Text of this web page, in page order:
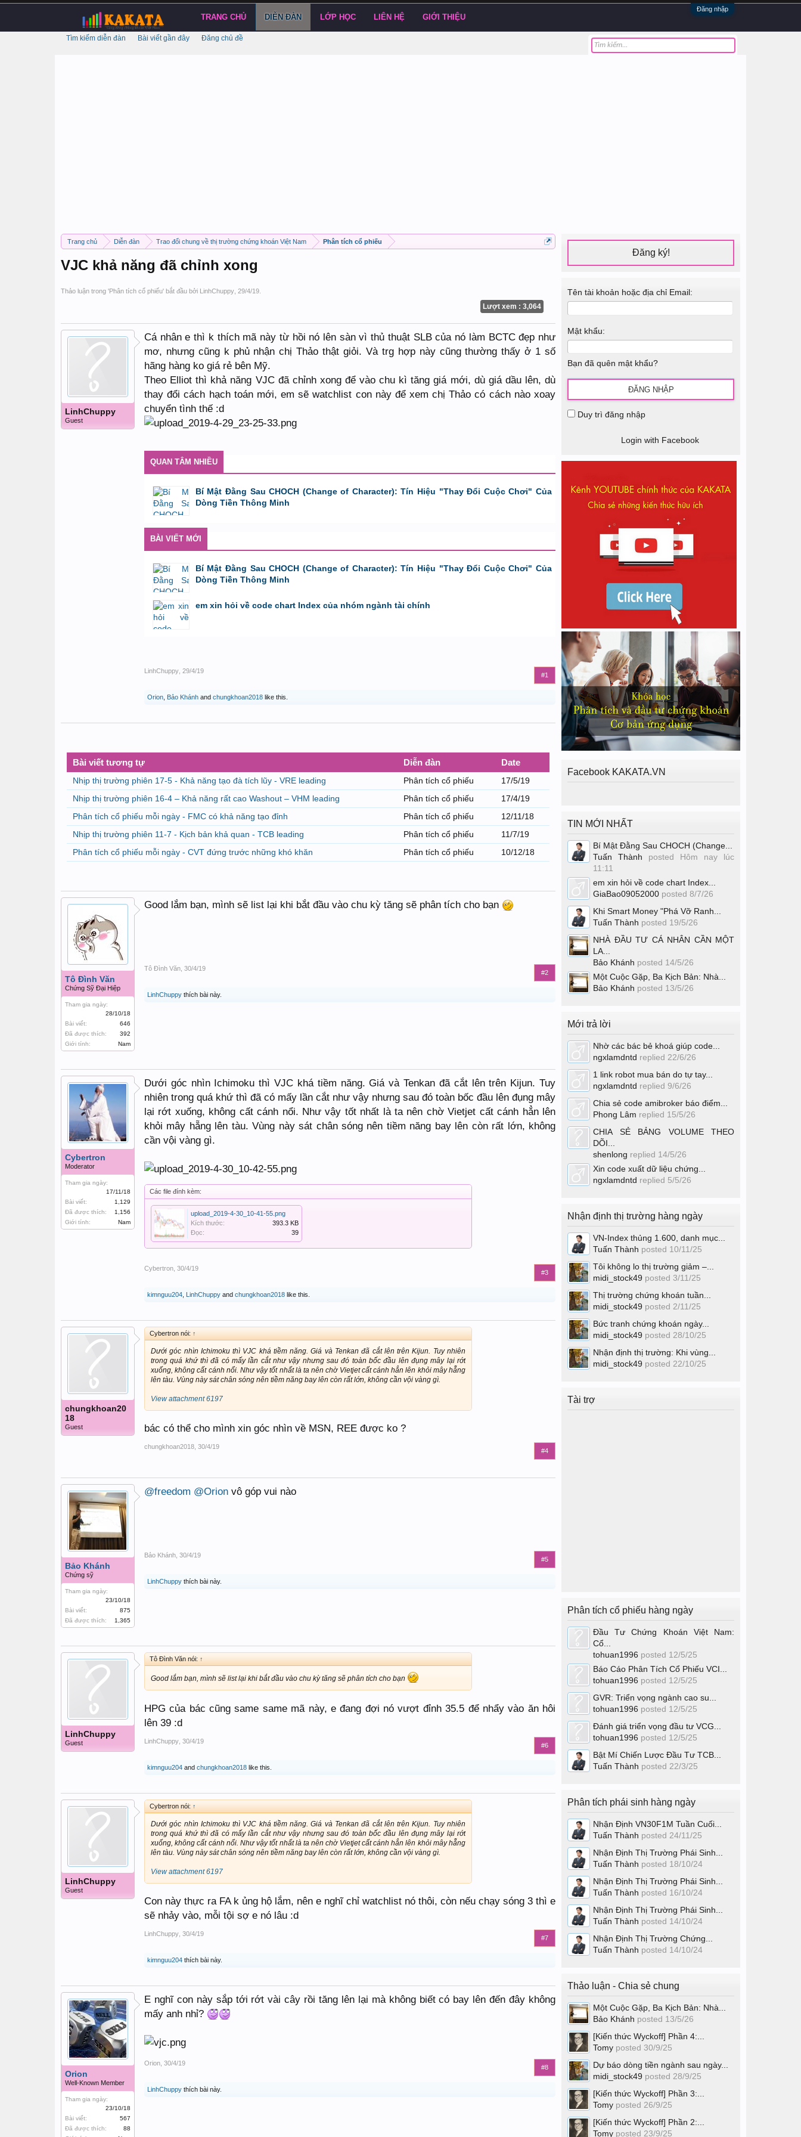
Đăng nhập
Trang chủ Diễn đàn Trao đổi chung về thị trường chứng khoán Việt Nam Phân tích cổ phiếu
VJC khả năng đã chỉnh xong
Thảo luận trong 'Phân tích cổ phiếu' bắt đầu bởi LinhChuppy 29/4/19
Lượt xem : 3,064
LinhChuppy
Guest
Cá nhân e thì k thích mã này từ hồi nó lên sàn vì thủ thuật SLB của nó làm BCTC đẹp như
mơ, nhưng cũng k phủ nhận chị Thảo thật giỏi. Và trg hợp này cũng thường thấy ở 1 số
hãng hàng ko giá rẻ bên Mỹ.
Theo Elliot thì khả năng VJC đã chỉnh xong để vào chu kì tăng giá mới, dù giá dầu lên, dù
thay đổi cách hạch toán mới, em sẽ watchlist con này để xem chị Thảo có cách nào xoay
chuyển tình thế :d
QUAN TÂM NHIỀU
Bí Mật Đằng Sau CHOCH (Change of Character): Tín Hiệu "Thay Đổi Cuộc Chơi" Của
Dòng Tiền Thông Minh
BÀI VIẾT MỚI
Bí Mật Đằng Sau CHOCH (Change of Character): Tín Hiệu "Thay Đổi Cuộc Chơi" Của
Dòng Tiền Thông Minh
bởi 8/8/26 lúc 11:11
em xin hỏi về code chart Index của nhóm ngành tài chính
LinhChuppy 29/4/19
#1
Orion Bảo Khánh and chungkhoan2018 like this.
Bài viết tương tự Diễn đàn Date
Nhịp thị trường phiên 17-5 - Khả năng tạo đà tích lũy - VRE leading Phân tích cổ phiếu
17/5/19
Nhịp thị trường phiên 16-4 – Khả năng rất cao Washout – VHM leading
Phân tích cổ phiếu
17/4/19
Phân tích cổ phiếu mỗi ngày - FMC có khả năng tạo đỉnh
Phân tích cổ phiếu
12/11/18
Nhịp thị trường phiên 11-7 - Kịch bản khả quan - TCB leading
Phân tích cổ phiếu
11/7/19
Phân tích cổ phiếu mỗi ngày - CVT đứng trước những khó khăn
Phân tích cổ phiếu 10/12/18
Tô Đình Văn
Chứng Sỹ Đại Hiệp
Tham gia ngày:
28/10/18
Bài viết:
646
Đã được thích:
392
Giới tính:
Nam
Good lắm bạn, mình sẽ list lại khi bắt đầu vào chu kỳ tăng sẽ phân tích cho bạn
Tô Đình Văn 30/4/19
#2
LinhChuppy thích bài này.
Cybertron
Moderator
Tham gia ngày:
17/11/18
Bài viết:
1,129
Đã được thích:
1,156
Giới tính:
Nam
Dưới góc nhìn Ichimoku thì VJC khá tiềm năng. Giá và Tenkan đã cắt lên trên Kijun. Tuy
nhiên trong quá khứ thì đã có mấy lần cắt như vậy nhưng sau đó toàn bốc đầu lên đụng mây
lại rớt xuống, không cất cánh nổi. Như vậy tốt nhất là ta nên chờ Vietjet cất cánh hẳn lên
khỏi mây hẵng lên tàu. Vùng này sát chân sóng nên tiềm năng bay lên còn rất lớn, không
cần vội vàng gì.
Các file đính kèm:
upload_2019-4-30_10-41-55.png
Kích thước:
393.3 KB
Đọc:
39
Cybertron 30/4/19
#3
kimnguu204 LinhChuppy and chungkhoan2018 like this.
chungkhoan20
18
Guest
Cybertron nói: ↑
Dưới góc nhìn Ichimoku thì VJC khá tiềm năng. Giá và Tenkan đã cắt lên trên Kijun. Tuy nhiên
trong quá khứ thì đã có mấy lần cắt như vậy nhưng sau đó toàn bốc đầu lên đụng mây lại rớt
xuống, không cất cánh nổi. Như vậy tốt nhất là ta nên chờ Vietjet cất cánh hẳn lên khỏi mây hẵng
lên tàu. Vùng này sát chân sóng nên tiềm năng bay lên còn rất lớn, không cần vội vàng gì.
View attachment 6197
bác có thể cho mình xin góc nhìn về MSN, REE được ko ?
chungkhoan2018 30/4/19
#4
Bảo Khánh
Chứng sỹ
Tham gia ngày:
23/10/18
Bài viết:
875
Đã được thích:
1,365
@freedom @Orion vô góp vui nào
Bảo Khánh 30/4/19
#5
LinhChuppy thích bài này.
LinhChuppy
Guest
Tô Đình Văn nói: ↑
Good lắm bạn, mình sẽ list lại khi bắt đầu vào chu kỳ tăng sẽ phân tích cho bạn
HPG của bác cũng same same mã này, e đang đợi nó vượt đỉnh 35.5 để nhẩy vào ăn hôi
lên 39 :d
LinhChuppy 30/4/19
#6
kimnguu204 and chungkhoan2018 like this.
LinhChuppy
Guest
Cybertron nói: ↑
Dưới góc nhìn Ichimoku thì VJC khá tiềm năng. Giá và Tenkan đã cắt lên trên Kijun. Tuy nhiên
trong quá khứ thì đã có mấy lần cắt như vậy nhưng sau đó toàn bốc đầu lên đụng mây lại rớt
xuống, không cất cánh nổi. Như vậy tốt nhất là ta nên chờ Vietjet cất cánh hẳn lên khỏi mây hẵng
lên tàu. Vùng này sát chân sóng nên tiềm năng bay lên còn rất lớn, không cần vội vàng gì.
View attachment 6197
Con này thực ra FA k ủng hộ lắm, nên e nghĩ chỉ watchlist nó thôi, còn nếu chạy sóng 3 thì e
sẽ nhảy vào, mỗi tội sợ e nó lâu :d
LinhChuppy 30/4/19
#7
kimnguu204 thích bài này.
Orion
Well-Known Member
Tham gia ngày:
23/10/18
Bài viết:
567
Đã được thích:
88
E nghĩ con này sắp tới rớt vài cây rồi tăng lên lại mà không biết có bay lên đến đây không
mấy anh nhỉ?
Orion 30/4/19
#8
LinhChuppy thích bài này.
Đăng ký!
Tên tài khoản hoặc địa chỉ Email:
Mật khẩu:
Bạn đã quên mật khẩu?
Duy trì đăng nhập
Login with Facebook
Facebook KAKATA.VN
TIN MỚI NHẤT
Bí Mật Đằng Sau CHOCH (Change...
Tuấn Thành posted Hôm nay lúc
11:11
em xin hỏi về code chart Index...
GiaBao09052000 posted 8/7/26
Khi Smart Money "Phá Vỡ Ranh...
Tuấn Thành posted 19/5/26
NHÀ ĐẦU TƯ CÁ NHÂN CẦN MỘT
LA...
Bảo Khánh posted 14/5/26
Một Cuộc Gặp, Ba Kịch Bản: Nhà...
Bảo Khánh posted 13/5/26
Mới trả lời
Nhờ các bác bẻ khoá giúp code...
ngxlamdntd replied 22/6/26
1 link robot mua bán do tự tay...
ngxlamdntd replied 9/6/26
Chia sẻ code amibroker báo điểm...
Phong Lâm replied 15/5/26
CHIA SẺ BẢNG VOLUME THEO
DÕI...
shenlong replied 14/5/26
Xin code xuất dữ liệu chứng...
ngxlamdntd replied 5/5/26
Nhận định thị trường hàng ngày
VN-Index thủng 1.600, danh mục...
Tuấn Thành posted 10/11/25
Tôi không lo thị trường giảm –...
midi_stock49 posted 3/11/25
Thị trường chứng khoán tuần...
midi_stock49 posted 2/11/25
Bức tranh chứng khoán ngày...
midi_stock49 posted 28/10/25
Nhận định thị trường: Khi vùng...
midi_stock49 posted 22/10/25
Tài trợ
Phân tích cổ phiếu hàng ngày
Đầu Tư Chứng Khoán Việt Nam:
Cổ...
tohuan1996 posted 12/5/25
Báo Cáo Phân Tích Cổ Phiếu VCI...
tohuan1996 posted 12/5/25
GVR: Triển vọng ngành cao su...
tohuan1996 posted 12/5/25
Đánh giá triển vọng đầu tư VCG...
tohuan1996 posted 12/5/25
Bật Mí Chiến Lược Đầu Tư TCB...
Tuấn Thành posted 22/3/25
Phân tích phái sinh hàng ngày
Nhận Định VN30F1M Tuần Cuối...
Tuấn Thành posted 24/11/25
Nhận Định Thị Trường Phái Sinh...
Tuấn Thành posted 18/10/24
Nhận Định Thị Trường Phái Sinh...
Tuấn Thành posted 16/10/24
Nhận Định Thị Trường Phái Sinh...
Tuấn Thành posted 14/10/24
Nhận Định Thị Trường Chứng...
Tuấn Thành posted 14/10/24
Thảo luận - Chia sẻ chung
Một Cuộc Gặp, Ba Kịch Bản: Nhà...
Bảo Khánh posted 13/5/26
[Kiến thức Wyckoff] Phần 4:...
Tomy posted 30/9/25
Dự báo dòng tiền ngành sau ngày...
midi_stock49 posted 28/9/25
[Kiến thức Wyckoff] Phần 3:...
Tomy posted 26/9/25
[Kiến thức Wyckoff] Phần 2:...
Tomy posted 23/9/25
TRANG CHỦ DIỄN ĐÀN
Tìm kiếm diễn đàn Bài viết gần đây Đăng chủ đề
LỚP HỌC LIÊN HỆ GIỚI THIỆU